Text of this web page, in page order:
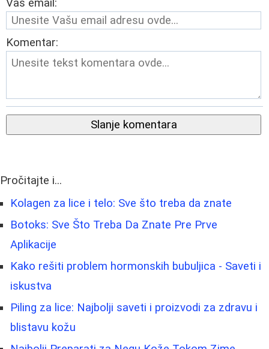
Vaš email:
Komentar:
Slanje komentara
Pročitajte i...
Kolagen za lice i telo: Sve što treba da znate
Botoks: Sve Što Treba Da Znate Pre Prve
Aplikacije
Kako rešiti problem hormonskih bubuljica - Saveti i
iskustva
Piling za lice: Najbolji saveti i proizvodi za zdravu i
blistavu kožu